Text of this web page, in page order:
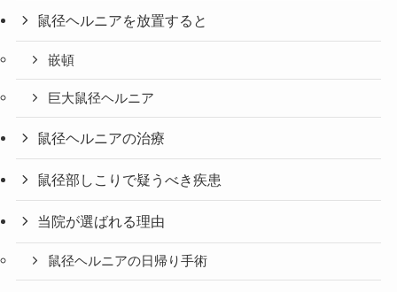
鼠径ヘルニアを放置すると
嵌頓
巨大鼠径ヘルニア
鼠径ヘルニアの治療
鼠径部しこりで疑うべき疾患
当院が選ばれる理由
鼠径ヘルニアの日帰り手術